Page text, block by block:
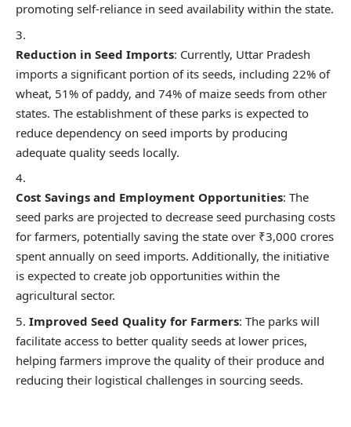
promoting self-reliance in seed availability within the state.
Reduction in Seed Imports: Currently, Uttar Pradesh
imports a significant portion of its seeds, including 22% of
wheat, 51% of paddy, and 74% of maize seeds from other
states. The establishment of these parks is expected to
reduce dependency on seed imports by producing
adequate quality seeds locally.
Cost Savings and Employment Opportunities: The
seed parks are projected to decrease seed purchasing costs
for farmers, potentially saving the state over ₹3,000 crores
spent annually on seed imports. Additionally, the initiative
is expected to create job opportunities within the
agricultural sector.
Improved Seed Quality for Farmers: The parks will
facilitate access to better quality seeds at lower prices,
helping farmers improve the quality of their produce and
reducing their logistical challenges in sourcing seeds.